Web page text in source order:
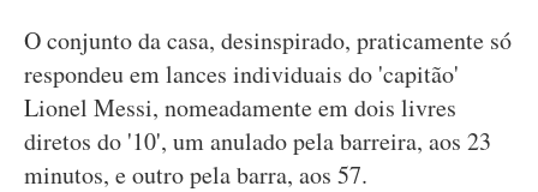
O conjunto da casa, desinspirado, praticamente só
respondeu em lances individuais do 'capitão'
Lionel Messi, nomeadamente em dois livres
diretos do '10', um anulado pela barreira, aos 23
minutos, e outro pela barra, aos 57.